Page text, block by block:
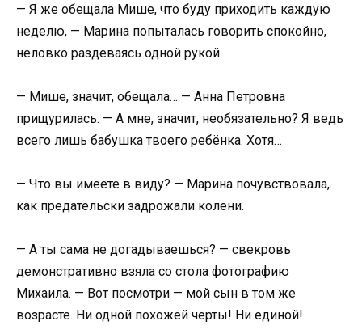
— Я же обещала Мише, что буду приходить каждую
неделю, — Марина попыталась говорить спокойно,
неловко раздеваясь одной рукой.
— Мише, значит, обещала… — Анна Петровна
прищурилась. — А мне, значит, необязательно? Я ведь
всего лишь бабушка твоего ребёнка. Хотя…
— Что вы имеете в виду? — Марина почувствовала,
как предательски задрожали колени.
— А ты сама не догадываешься? — свекровь
демонстративно взяла со стола фотографию
Михаила. — Вот посмотри — мой сын в том же
возрасте. Ни одной похожей черты! Ни единой!